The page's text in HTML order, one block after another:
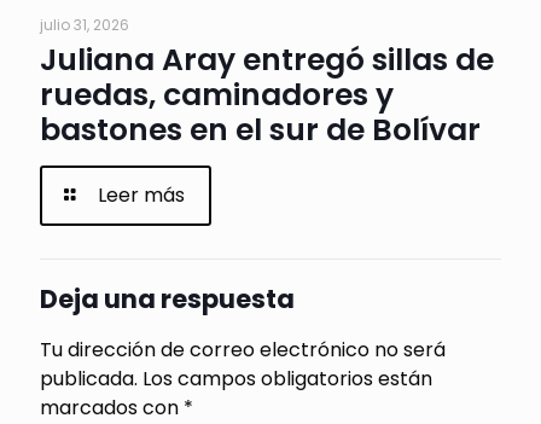
julio 31, 2026
Juliana Aray entregó sillas de
ruedas, caminadores y
bastones en el sur de Bolívar
Leer más
Deja una respuesta
Tu dirección de correo electrónico no será
publicada. Los campos obligatorios están
marcados con *